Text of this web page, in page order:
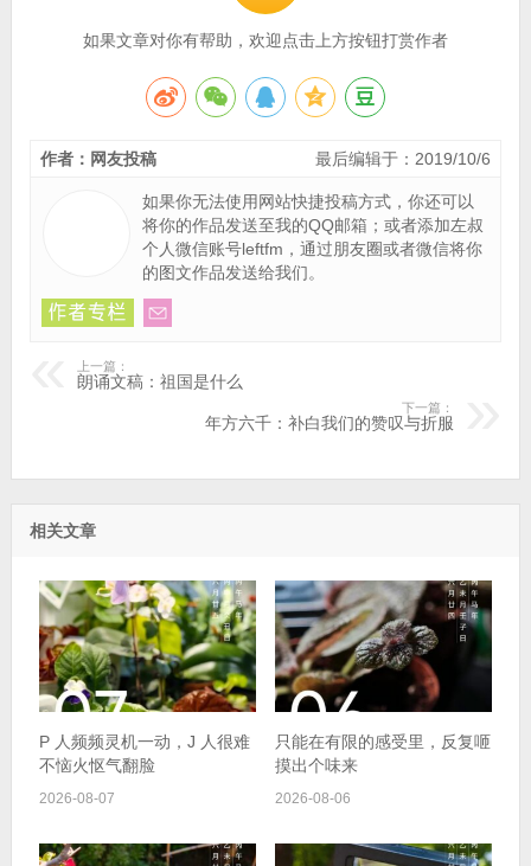
如果文章对你有帮助，欢迎点击上方按钮打赏作者
最后编辑于：2019/10/6
作者：网友投稿
如果你无法使用网站快捷投稿方式，你还可以
将你的作品发送至我的QQ邮箱 ；或者添加左叔
个人微信账号leftfm，通过朋友圈或者微信将你
的图文作品发送给我们。
上一篇：
朗诵文稿：祖国是什么
下一篇：
年方六千：补白我们的赞叹与折服
相关文章
P 人频频灵机一动，J 人很难
不恼火怄气翻脸
2026-08-07
只能在有限的感受里，反复咂
摸出个味来
2026-08-06